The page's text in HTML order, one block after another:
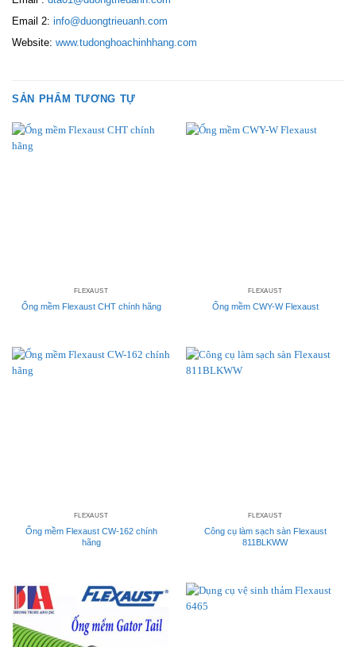
Email 2: info@duongtrieuanh.com
Website: www.tudonghoachinhhang.com
SẢN PHẨM TƯƠNG TỰ
FLEXAUST
Ống mềm Flexaust CHT chính hãng
FLEXAUST
Ống mềm CWY-W Flexaust
FLEXAUST
Ống mềm Flexaust CW-162 chính
hãng
FLEXAUST
Công cụ làm sạch sàn Flexaust
811BLKWW